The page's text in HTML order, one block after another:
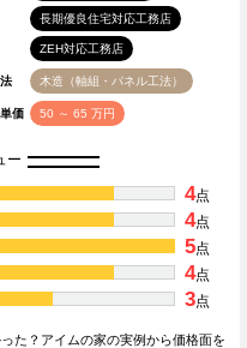
長期優良住宅対応工務店
ZEH対応工務店
木造（軸組・パネル工法）
価 50 ～ 65 万円
ー
4点
4点
5点
4点
3点
た？アイムの家の実例から価格面を